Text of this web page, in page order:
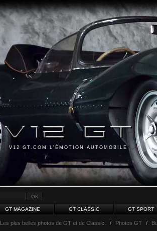
V12 GT.COM L'ÉMOTION AUTOMOBILE
GT MAGAZINE GT CLASSIC GT SPORT
Les plus belles photos de GT et de Classic. / Photos GT /